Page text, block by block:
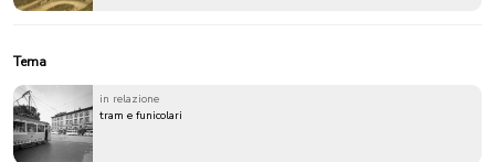
Tema
in relazione
tram e funicolari